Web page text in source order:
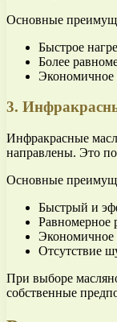
Основные
Быстрое
Более
Экономичное
3.
Инфракрасные
направлены. Это
Основные
Быстрый и
Равномерное
Экономичное
Отсутствие
При выборе
собственные